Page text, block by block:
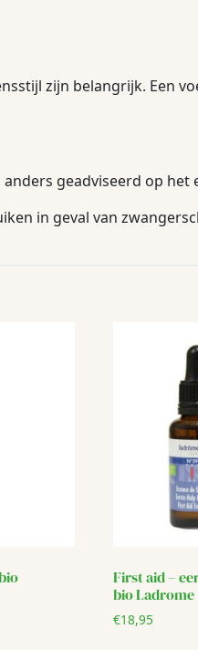
zijn belangrijk. Een
geadviseerd op het
in geval van
First aid –
bio Ladrome
€18,95